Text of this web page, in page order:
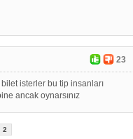
23
isterler bu tip insanları
ancak oynarsınız
2